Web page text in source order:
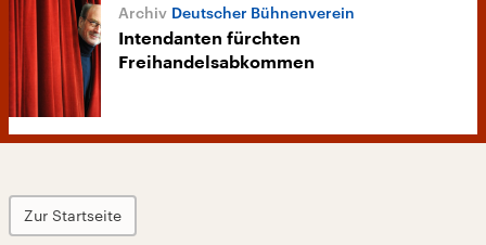
Deutscher Bühnenverein
Intendanten fürchten
Freihandelsabkommen
Zur Startseite